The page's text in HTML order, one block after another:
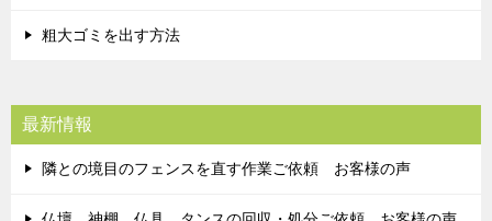
粗大ゴミを出す方法
最新情報
隣との境目のフェンスを直す作業ご依頼 お客様の声